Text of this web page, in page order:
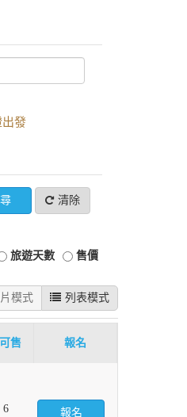
發
清除
旅遊天數 售價
模式 列表模式
可售 報名
6 報名